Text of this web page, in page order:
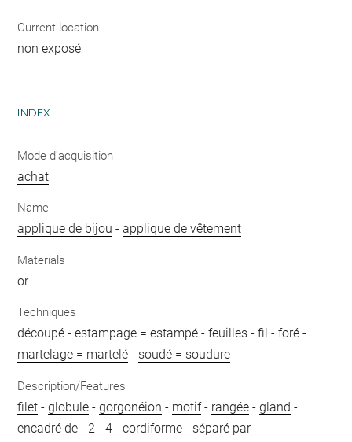
Current location
non exposé
INDEX
Mode d'acquisition
achat
Name
applique de bijou -applique de vêtement
Materials
or
Techniques
découpé -estampage = estampé -feuilles -fil -foré -
martelage = martelé - soudé = soudure
Description/Features
filet -globule -gorgonéion - motif- rangée -gland -
encadré de - 2 -4 -cordiforme - séparé par